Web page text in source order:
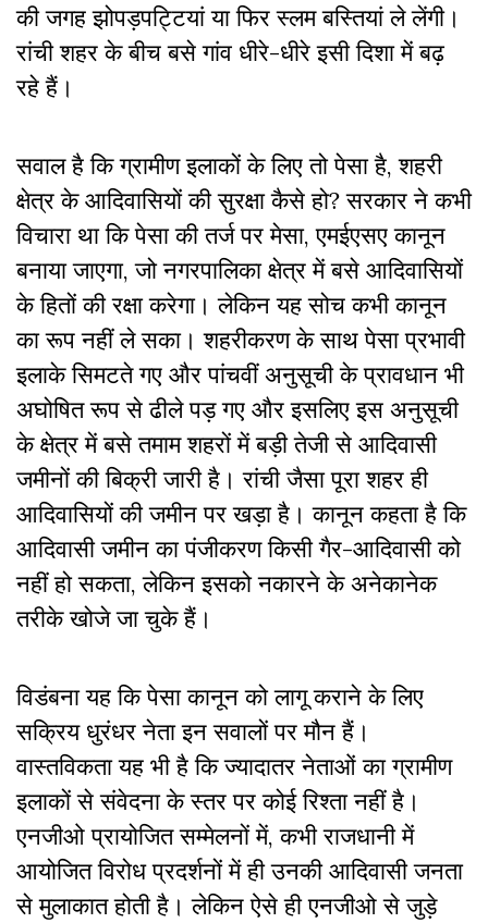
की जगह झोपड़पट्टियां या फिर स्लम बस्तियां ले लेंगी।
रांची शहर के बीच बसे गांव धीरे-धीरे इसी दिशा में बढ़
रहे हैं।
सवाल है कि ग्रामीण इलाकों के लिए तो पेसा है, शहरी
क्षेत्र के आदिवासियों की सुरक्षा कैसे हो? सरकार ने कभी
विचारा था कि पेसा की तर्ज पर मेसा, एमईएसए कानून
बनाया जाएगा, जो नगरपालिका क्षेत्र में बसे आदिवासियों
के हितों की रक्षा करेगा। लेकिन यह सोच कभी कानून
का रूप नहीं ले सका। शहरीकरण के साथ पेसा प्रभावी
इलाके सिमटते गए और पांचवीं अनुसूची के प्रावधान भी
अघोषित रूप से ढीले पड़ गए और इसलिए इस अनुसूची
के क्षेत्र में बसे तमाम शहरों में बड़ी तेजी से आदिवासी
जमीनों की बिक्री जारी है। रांची जैसा पूरा शहर ही
आदिवासियों की जमीन पर खड़ा है। कानून कहता है कि
आदिवासी जमीन का पंजीकरण किसी गैर-आदिवासी को
नहीं हो सकता, लेकिन इसको नकारने के अनेकानेक
तरीके खोजे जा चुके हैं।
विडंबना यह कि पेसा कानून को लागू कराने के लिए
सक्रिय धुरंधर नेता इन सवालों पर मौन हैं।
वास्तविकता यह भी है कि ज्यादातर नेताओं का ग्रामीण
इलाकों से संवेदना के स्तर पर कोई रिश्ता नहीं है।
एनजीओ प्रायोजित सम्मेलनों में, कभी राजधानी में
आयोजित विरोध प्रदर्शनों में ही उनकी आदिवासी जनता
से मुलाकात होती है। लेकिन ऐसे ही एनजीओ से जुड़े